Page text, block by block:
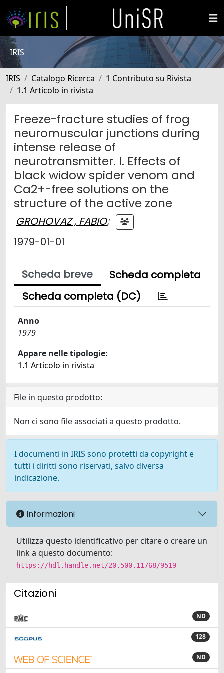
IRIS
IRIS Catalogo Ricerca
1 Contributo su Rivista
1.1 Articolo in rivista
Freeze-fracture studies of frog
neuromuscular junctions during
intense release of
neurotransmitter. I. Effects of
black widow spider venom and
Ca2+-free solutions on the
structure of the active zone
GROHOVAZ , FABIO;
1979-01-01
Scheda breve
Scheda completa
Scheda completa (DC)
Anno
1979
Appare nelle tipologie:
1.1 Articolo in rivista
File in questo prodotto:
Non ci sono file associati a questo prodotto.
I documenti in IRIS sono protetti da copyright e
tutti i diritti sono riservati, salvo diversa
indicazione.
Informazioni
Utilizza questo identificativo per citare o creare un
link a questo documento:
https://hdl.handle.net/20.500.11768/9519
Citazioni
ND
128
ND